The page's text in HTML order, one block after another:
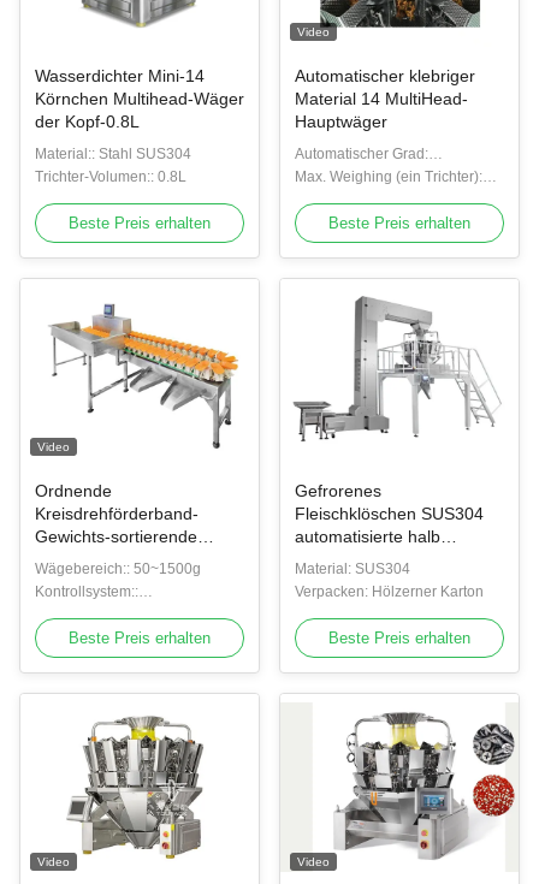
Wasserdichter Mini-14
Körnchen Multihead-Wäger
der Kopf-0.8L
Material:: Stahl SUS304
Trichter-Volumen:: 0.8L
Beste Preis erhalten
Video
Automatischer klebriger
Material 14 MultiHead-
Hauptwäger
Automatischer Grad:
Automatisch
Max. Weighing (ein Trichter):
1000g
Beste Preis erhalten
Video
Ordnende
Kreisdrehförderband-
Gewichts-sortierende
Maschine
Wägebereich:: 50~1500g
Kontrollsystem::
Hochgeschwindigkeits-
A-/DprüferBeste Preis erhalten
Gefrorenes
Fleischklöschen SUS304
automatisierte halb
Verpackungssystem
Material: SUS304
Verpacken: Hölzerner Karton
Beste Preis erhalten
Video Video